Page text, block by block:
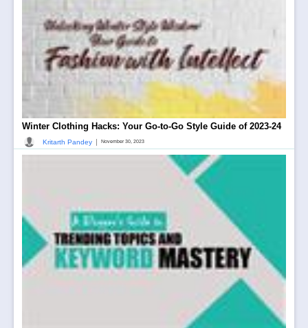
Winter Clothing Hacks: Your Go-to-Go Style Guide of 2023-24
Kritarth Pandey | November 30, 2023